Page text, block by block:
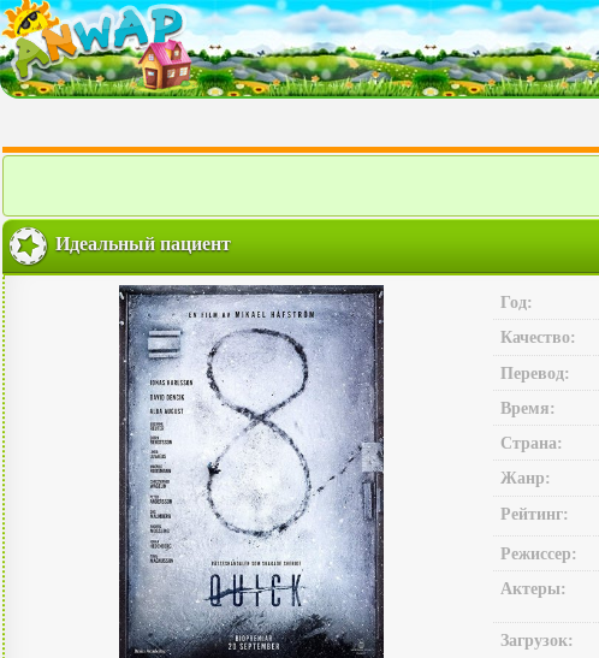
Идеальный пациент
Год:
Качество:
Перевод:
Время:
Страна:
Жанр:
Рейтинг:
Режиссер:
Актеры:
Загрузок: